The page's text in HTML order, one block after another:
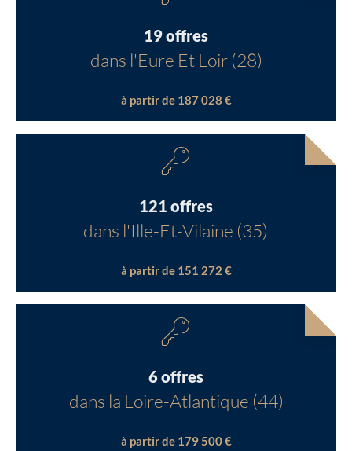
19 offres
dans l'Eure Et Loir (28)
à partir de 187 028 €
121 offres
dans l'Ille-Et-Vilaine (35)
à partir de 151 272 €
6 offres
dans la Loire-Atlantique (44)
à partir de 179 500 €